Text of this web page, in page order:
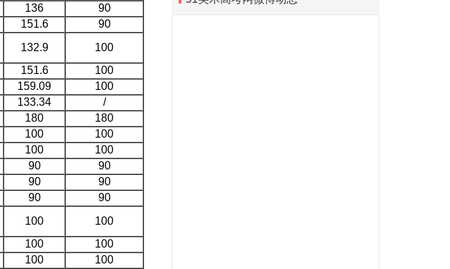
136
90
151.6
90
132.9
100
151.6
100
159.09
100
133.34 /
180
180
100
100
100 100
90
90
90
90
90 90
100
100
100
100
100
100